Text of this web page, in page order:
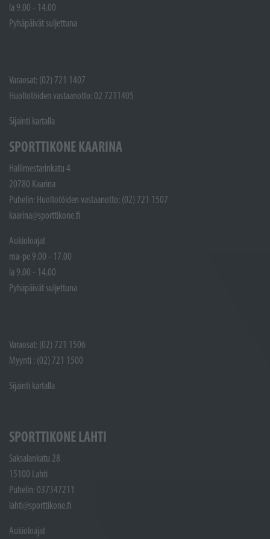
la 9.00 - 14.00
Pyhäpäivät suljettuna
Varaosat: (02) 721 1407
Huoltotöiden vastaanotto: 02 7211405
Sijainti kartalla
SPORTTIKONE KAARINA
Hallimestarinkatu 4
20780 Kaarina
Puhelin: Huoltotöiden vastaanotto: (02) 721 1507
kaarina@sporttikone.fi
Aukioloajat
ma-pe 9.00 - 17.00
la 9.00 - 14.00
Pyhäpäivät suljettuna
Varaosat: (02) 721 1506
Myynti : (02) 721 1500
Sijainti kartalla
SPORTTIKONE LAHTI
Saksalankatu 28
15100 Lahti
Puhelin: 037347211
lahti@sporttikone.fi
Aukioloajat